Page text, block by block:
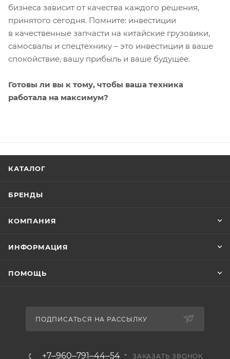
бизнеса зависит от качества каждого решения,
принятого сегодня. Помните: инвестиции
в качественные запчасти на китайские грузовики,
самосвалы и спецтехнику – это инвестиции в ваше
спокойствие, вашу прибыль и ваше будущее.
Готовы ли вы к тому, чтобы ваша техника
работала на максимум?
КАТАЛОГ
БРЕНДЫ
КОМПАНИЯ
ИНФОРМАЦИЯ
ПОМОЩЬ
ПОДПИСАТЬСЯ НА РАССЫЛКУ
+7‒960‒791‒44‒54 ЗАКАЗАТЬ ЗВОНОК